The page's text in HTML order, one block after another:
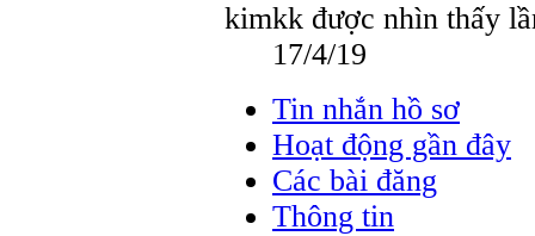
kimkk được nhìn thấy
17/4/19
Tin nhắn hồ sơ
Hoạt động gần đây
Các bài đăng
Thông tin